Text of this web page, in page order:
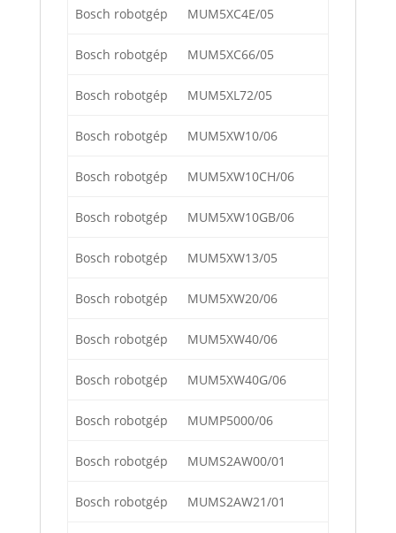
Bosch robotgép MUM5XC4E/05
Bosch robotgép MUM5XC66/05
Bosch robotgép MUM5XL72/05
Bosch robotgép MUM5XW10/06
Bosch robotgép MUM5XW10CH/06
Bosch robotgép MUM5XW10GB/06
Bosch robotgép MUM5XW13/05
Bosch robotgép MUM5XW20/06
Bosch robotgép MUM5XW40/06
Bosch robotgép MUM5XW40G/06
Bosch robotgép MUMP5000/06
Bosch robotgép MUMS2AW00/01
Bosch robotgép MUMS2AW21/01